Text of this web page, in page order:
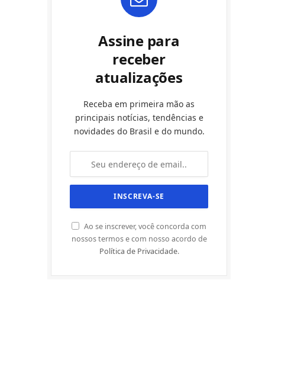
Assine para
receber
atualizações
Receba em primeira mão as
principais notícias, tendências e
novidades do Brasil e do mundo.
Ao se inscrever, você concorda com
nossos termos e com nosso acordo de
Política de Privacidade.